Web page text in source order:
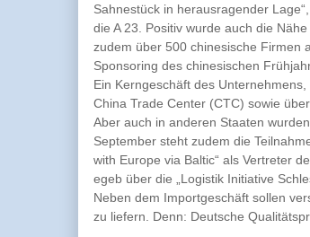
Sahnestück in herausragender
die A 23. Positiv wurde auch die
zudem über 500 chinesische Firmen
Sponsoring des chinesischen
Ein Kerngeschäft des
China Trade Center (CTC) sowie
Aber auch in anderen Staaten
September steht zudem die
with Europe via Baltic“ als Vertreter
egeb über die „Logistik Initiative
Neben dem Importgeschäft sollen
zu liefern. Denn: Deutsche